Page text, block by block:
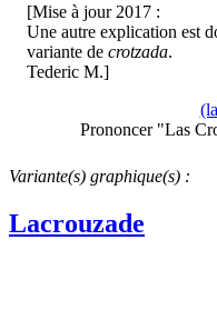
[Mise à jour 2017 :
Une autre explication est
variante de crotzada.
Tederic M.]
Prononcer "Las
Variante(s) graphique(s) :
Lacrouzade